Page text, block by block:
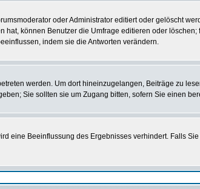
oder Administrator editiert oder gelöscht
können Benutzer die Umfrage editieren oder
indem sie die Antworten verändern.
werden. Um dort hineinzugelangen, Beiträge zu
Sie sollten sie um Zugang bitten, sofern Sie einen
eine Beeinflussung des Ergebnisses verhindert. Falls